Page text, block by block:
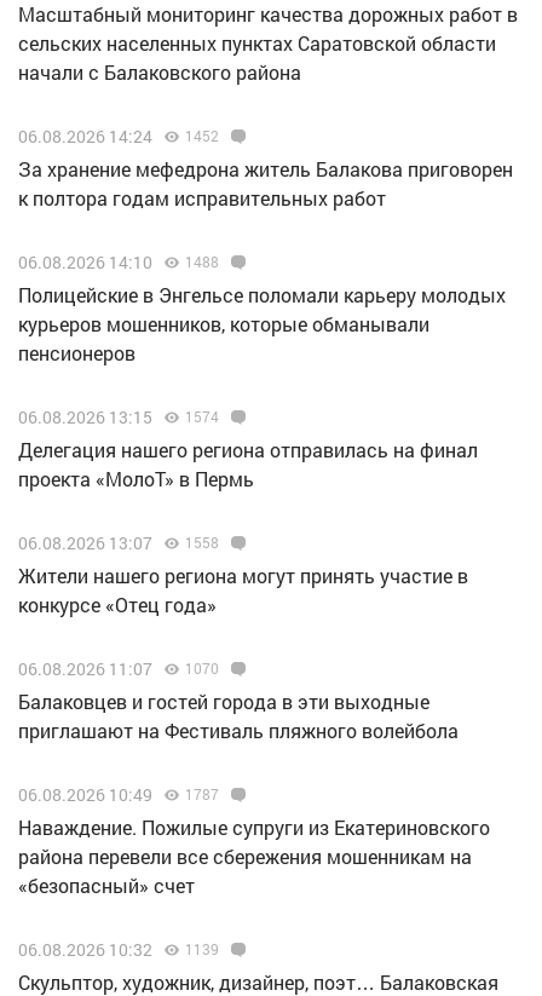
Масштабный мониторинг качества дорожных работ в
сельских населенных пунктах Саратовской области
начали с Балаковского района
06.08.2026 14:24 1452
За хранение мефедрона житель Балакова приговорен
к полтора годам исправительных работ
06.08.2026 14:10 1488
Полицейские в Энгельсе поломали карьеру молодых
курьеров мошенников, которые обманывали
пенсионеров
06.08.2026 13:15 1574
Делегация нашего региона отправилась на финал
проекта «МолоТ» в Пермь
06.08.2026 13:07 1558
Жители нашего региона могут принять участие в
конкурсе «Отец года»
06.08.2026 11:07 1070
Балаковцев и гостей города в эти выходные
приглашают на Фестиваль пляжного волейбола
06.08.2026 10:49 1787
Наваждение. Пожилые супруги из Екатериновского
района перевели все сбережения мошенникам на
«безопасный» счет
06.08.2026 10:32 1139
Скульптор, художник, дизайнер, поэт… Балаковская